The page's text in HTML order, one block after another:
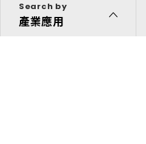
Search by
產業應用